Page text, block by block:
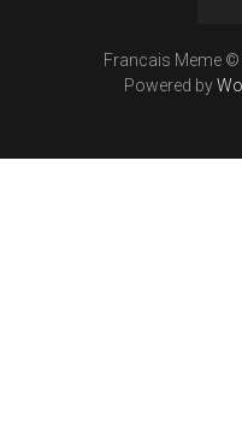
Francais Meme ©
Powered by